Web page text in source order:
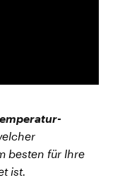
besten für Ihre
ist.